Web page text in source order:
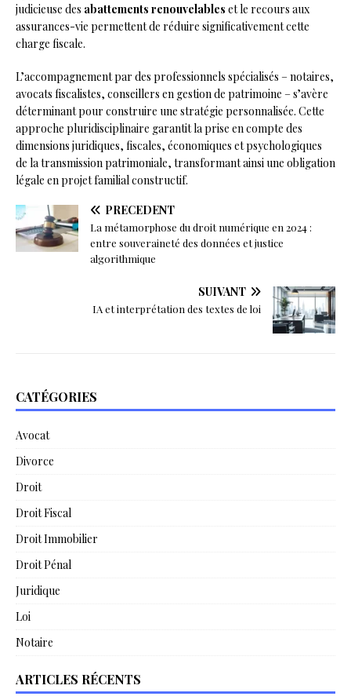
judicieuse des abattements renouvelables et le recours aux
assurances-vie permettent de réduire significativement cette
charge fiscale.
L’accompagnement par des professionnels spécialisés – notaires,
avocats fiscalistes, conseillers en gestion de patrimoine – s’avère
déterminant pour construire une stratégie personnalisée. Cette
approche pluridisciplinaire garantit la prise en compte des
dimensions juridiques, fiscales, économiques et psychologiques
de la transmission patrimoniale, transformant ainsi une obligation
légale en projet familial constructif.
PRÉCÉDENT
La métamorphose du droit numérique en 2024 :
entre souveraineté des données et justice
algorithmique
SUIVANT
IA et interprétation des textes de loi
CATÉGORIES
Avocat
Divorce
Droit
Droit Fiscal
Droit Immobilier
Droit Pénal
Juridique
Loi
Notaire
ARTICLES RÉCENTS